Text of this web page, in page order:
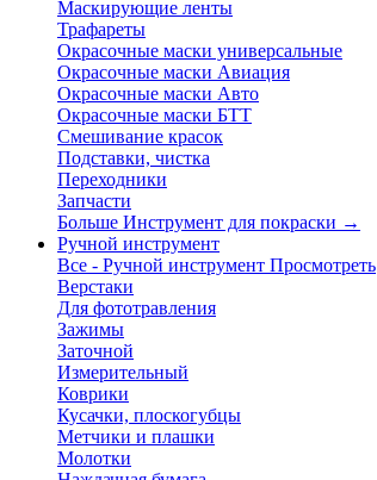
Маскирующие ленты
Трафареты
Окрасочные маски универсальные
Окрасочные маски Авиация
Окрасочные маски Авто
Окрасочные маски БТТ
Смешивание красок
Подставки, чистка
Переходники
Запчасти
Больше Инструмент для покраски →
Ручной инструмент
Все - Ручной инструмент Просмотреть
Верстаки
Для фототравления
Зажимы
Заточной
Измерительный
Коврики
Кусачки, плоскогубцы
Метчики и плашки
Молотки